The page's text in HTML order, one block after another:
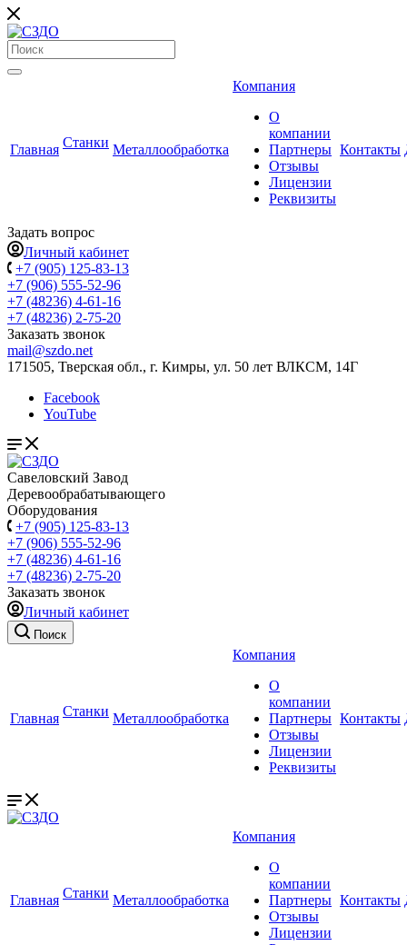
Главная Станки Металлообработка
Компания
О
компании
Партнеры
Отзывы
Лицензии
Реквизиты
Контакты
Задать вопрос
Личный кабинет
+7 (905) 125-83-13
+7 (906) 555-52-96
+7 (48236) 4-61-16
+7 (48236) 2-75-20
Заказать звонок
mail@szdo.net
171505, Тверская обл., г. Кимры, ул. 50 лет ВЛКСМ, 14Г
Facebook
YouTube
Савеловский Завод
Деревообрабатывающего
Оборудования
+7 (905) 125-83-13
+7 (906) 555-52-96
+7 (48236) 4-61-16
+7 (48236) 2-75-20
Заказать звонок
Личный кабинет
Поиск
Главная Станки Металлообработка
Компания
О
компании
Партнеры
Отзывы
Лицензии
Реквизиты
Контакты
Главная Станки Металлообработка
Компания
О
компании
Партнеры
Отзывы
Лицензии
Контакты